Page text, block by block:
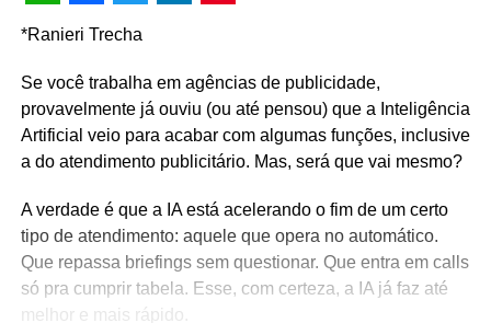
WhatsApp
Facebook
Twitter
*Ranieri Trecha
Se você trabalha em agências de publicidade,
provavelmente já ouviu (ou até pensou) que a Inteligência
Artificial veio para acabar com algumas funções, inclusive
a do atendimento publicitário. Mas, será que vai mesmo?
A verdade é que a IA está acelerando o fim de um certo
tipo de atendimento: aquele que opera no automático.
Que repassa briefings sem questionar. Que entra em calls
só pra cumprir tabela. Esse, com certeza, a IA já faz até
melhor e mais rápido.